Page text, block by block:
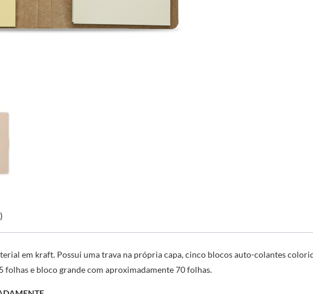
em kraft. Possui uma trava na própria capa, cinco blocos auto-colantes
folhas e bloco grande com aproximadamente 70 folhas.